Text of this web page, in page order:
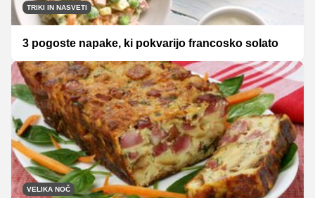
TRIKI IN NASVETI
3 pogoste napake, ki pokvarijo francosko solato
VELIKA NOČ